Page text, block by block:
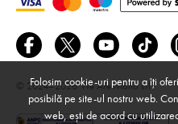
© 2024–2026 We Are Mono srl
Folosim cookie-uri pentru a îți
posibilă pe site-ul nostru web.
web, ești de acord cu